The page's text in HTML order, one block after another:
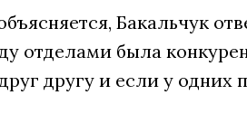
Бакальчук
отделами была
другу и если у одних